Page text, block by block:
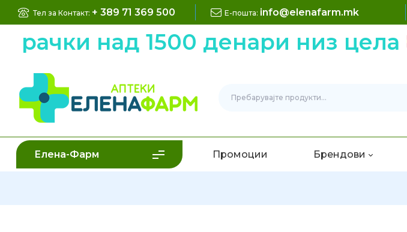
Тел за Контакт: + 389 71 369 500 Е-пошта: info@elenafarm.mk
над 1500 денари низ цела
Елена-Фарм Промоции Брендови